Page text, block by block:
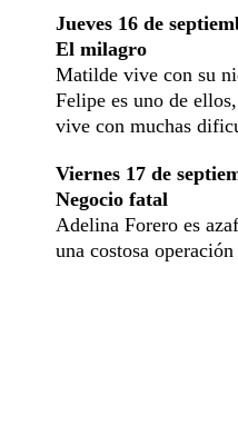
Jueves 16 de
El milagro
Matilde vive con su
Felipe es uno de
vive con muchas
Viernes 17 de
Negocio fatal
Adelina Forero es
una costosa